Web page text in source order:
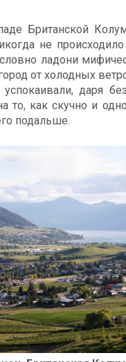
Британской
не
ладони
от холодных
даря
то, как скучно и
подальше.